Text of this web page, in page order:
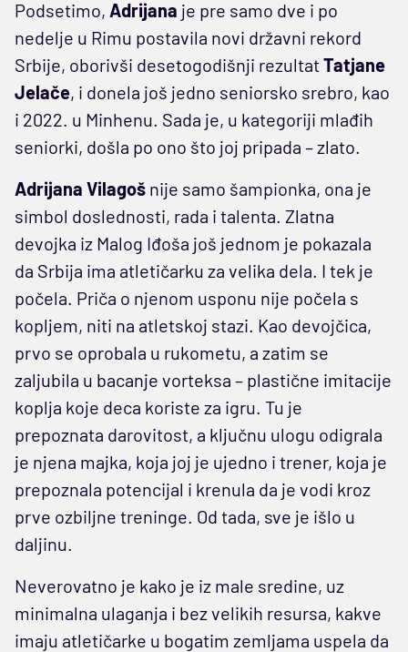
Podsetimo, Adrijana je pre samo dve i po
nedelje u Rimu postavila novi državni rekord
Srbije, oborivši desetogodišnji rezultatTatjane
Jelače, i donela još jedno seniorsko srebro, kao
i 2022. u Minhenu. Sada je, u kategoriji mlađih
seniorki, došla po ono što joj pripada – zlato.
Adrijana Vilagoš nije samo šampionka, ona je
simbol doslednosti, rada i talenta. Zlatna
devojka iz Malog Iđoša još jednom je pokazala
da Srbija ima atletičarku za velika dela. I tek je
počela. Priča o njenom usponu nije počela s
kopljem, niti na atletskoj stazi. Kao devojčica,
prvo se oprobala u rukometu, a zatim se
zaljubila u bacanje vorteksa – plastične imitacije
koplja koje deca koriste za igru. Tu je
prepoznata darovitost, a ključnu ulogu odigrala
je njena majka, koja joj je ujedno i trener, koja je
prepoznala potencijal i krenula da je vodi kroz
prve ozbiljne treninge. Od tada, sve je išlo u
daljinu.
Neverovatno je kako je iz male sredine, uz
minimalna ulaganja i bez velikih resursa, kakve
imaju atletičarke u bogatim zemljama uspela da